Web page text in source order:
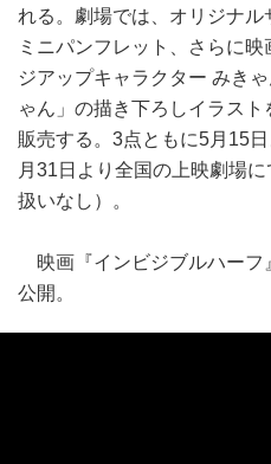
れる。劇場では、オリジナ
ミニパンフレット、さらに
ジアップキャラクター みき
ゃん」の描き下ろしイラス
販売する。3点ともに5月15
月31日より全国の上映劇場
扱いなし）。
映画『インビジブルハーフ
公開。